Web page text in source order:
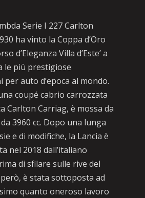
Serie I 227 Carlton
ha vinto la Coppa d’Oro
d’Eleganza Villa d’Este’ a
le più prestigiose
per auto d’epoca al mondo.
coupé cabrio carrozzata
Carlton Carriag, è mossa da
3960 cc. Dopo una lunga
e di modifiche, la Lancia è
nel 2018 dall’italiano
di sfilare sulle rive del
è stata sottoposta ad
quanto oneroso lavoro